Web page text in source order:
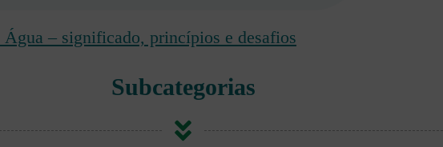
Água – significado, princípios e desafios
Subcategorias